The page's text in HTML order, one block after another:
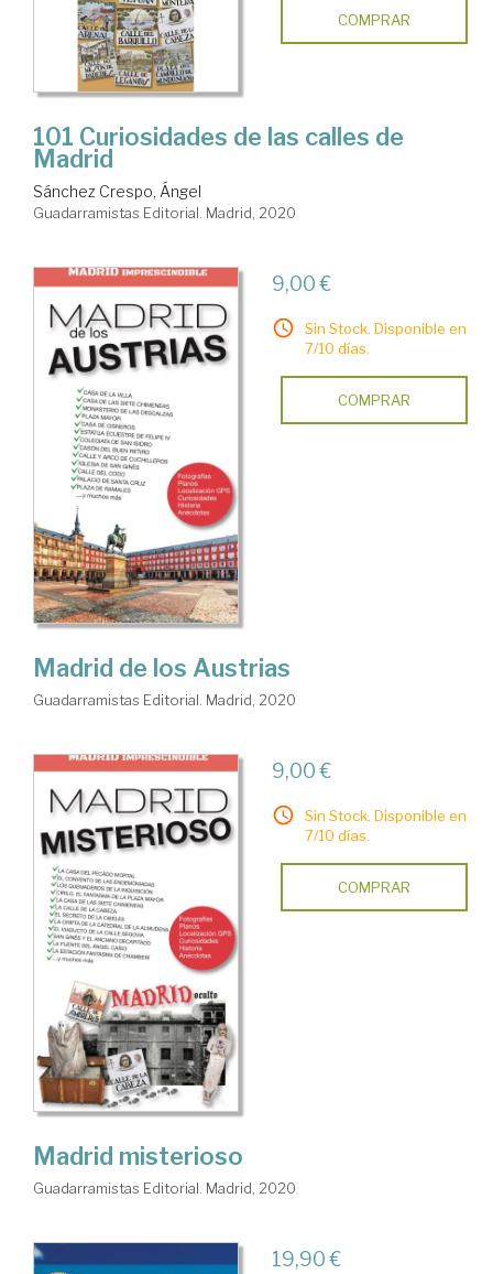
COMPRAR
101 Curiosidades de las calles de
Madrid
Sánchez Crespo, Ángel
Guadarramistas Editorial. Madrid, 2020
9,00 €
Sin Stock. Disponible en
7/10 días.
COMPRAR
Madrid de los Austrias
Guadarramistas Editorial. Madrid, 2020
9,00 €
Sin Stock. Disponible en
7/10 días.
COMPRAR
Madrid misterioso
Guadarramistas Editorial. Madrid, 2020
19,90 €